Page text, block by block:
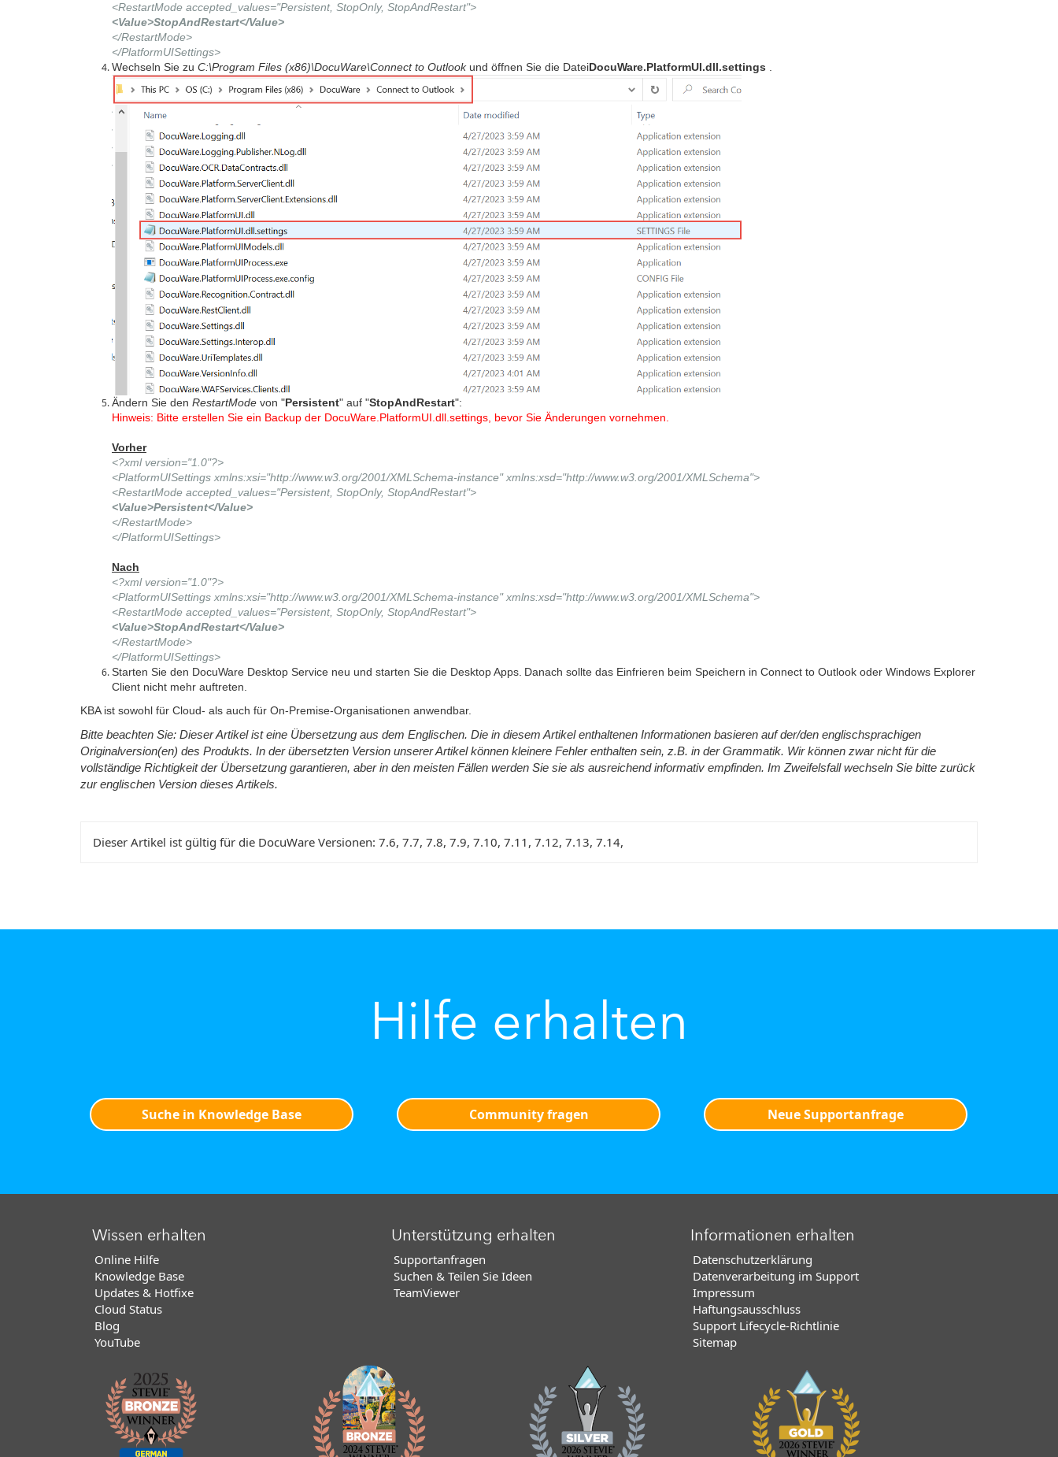
<RestartMode accepted_values="Persistent, StopOnly, StopAndRestart">
<Value>StopAndRestart</Value>
</RestartMode>
</PlatformUISettings>
Wechseln Sie zu C:\Program Files (x86)\DocuWare\Connect to Outlookund öffnen Sie die DateiDocuWare.PlatformUI.dll.settings
Ändern Sie den RestartMode von "Persistent" auf "StopAndRestart":
Hinweis: Bitte erstellen Sie ein Backup der DocuWare.PlatformUI.dll.settings, bevor Sie Änderungen vornehmen.
Vorher
<?xml version="1.0"?>
<PlatformUISettings xmlns:xsi="http://www.w3.org/2001/XMLSchema-instance" xmlns:xsd="http://www.w3.org/2001/XMLSchema">
<RestartMode accepted_values="Persistent, StopOnly, StopAndRestart">
<Value>Persistent</Value>
</RestartMode>
</PlatformUISettings>
Nach
<?xml version="1.0"?>
<PlatformUISettings xmlns:xsi="http://www.w3.org/2001/XMLSchema-instance" xmlns:xsd="http://www.w3.org/2001/XMLSchema">
<RestartMode accepted_values="Persistent, StopOnly, StopAndRestart">
<Value>StopAndRestart</Value>
</RestartMode>
</PlatformUISettings>
Starten Sie den DocuWare Desktop Service neu und starten Sie die Desktop Apps. Danach sollte das Einfrieren beim Speichern in Connect to Outlook oder Windows Explorer
Client nicht mehr auftreten.
KBA ist sowohl für Cloud- als auch für On-Premise-Organisationen anwendbar.
Bitte beachten Sie: Dieser Artikel ist eine Übersetzung aus dem Englischen. Die in diesem Artikel enthaltenen Informationen basieren auf der/den englischsprachigen
Originalversion(en) des Produkts. In der übersetzten Version unserer Artikel können kleinere Fehler enthalten sein, z.B. in der Grammatik. Wir können zwar nicht für die
vollständige Richtigkeit der Übersetzung garantieren, aber in den meisten Fällen werden Sie sie als ausreichend informativ empfinden. Im Zweifelsfall wechseln Sie bitte zurück
zur englischen Version dieses Artikels.
Dieser Artikel ist gültig für die DocuWare Versionen: 7.6, 7.7, 7.8, 7.9, 7.10, 7.11, 7.12, 7.13, 7.14,
Hilfe erhalten
Suche in Knowledge Base Community fragen Neue Supportanfrage
Wissen erhalten
Online Hilfe
Knowledge Base
Updates & Hotfixe
Cloud Status
Blog
YouTube
Unterstützung erhalten
Supportanfragen
Suchen & Teilen Sie Ideen
TeamViewer
Informationen erhalten
Datenschutzerklärung
Datenverarbeitung im Support
Impressum
Haftungsausschluss
Support Lifecycle-Richtlinie
Sitemap